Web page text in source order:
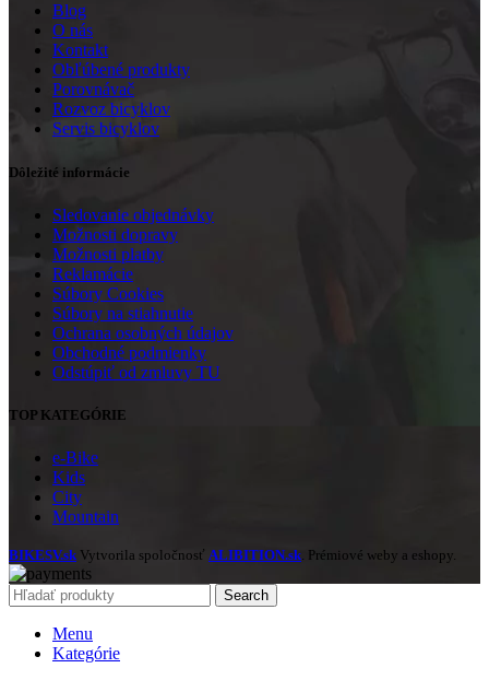
Blog
O nás
Kontakt
Obľúbené produkty
Porovnávač
Rozvoz bicyklov
Servis bicyklov
Dôležité informácie
Sledovanie objednávky
Možnosti dopravy
Možnosti platby
Reklamácie
Súbory Cookies
Súbory na stiahnutie
Ochrana osobných údajov
Obchodné podmienky
Odstúpiť od zmluvy TU
TOP KATEGÓRIE
e-Bike
Kids
City
Mountain
BIKESV.sk Vytvorila spoločnosť ALIBITION.sk. Prémiové weby a eshopy.
Search
Menu
Kategórie